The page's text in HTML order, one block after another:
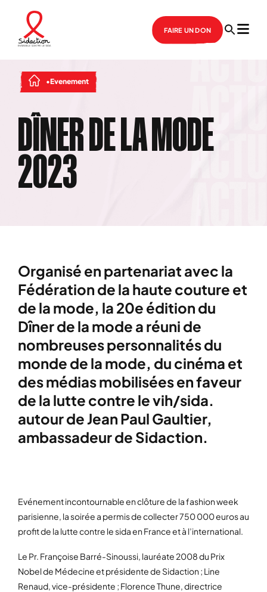
FAIRE UN DON
Evenement
DÎNER DE LA MODE
2023
Organisé en partenariat avec la
Fédération de la haute couture et
de la mode, la 20e édition du
Dîner de la mode a réuni de
nombreuses personnalités du
monde de la mode, du cinéma et
des médias mobilisées en faveur
de la lutte contre le vih/sida.
autour de Jean Paul Gaultier,
ambassadeur de Sidaction.
Evénement incontournable en clôture de la fashion week
parisienne, la soirée a permis de collecter 750 000 euros au
profit de la lutte contre le sida en France et à l’international.
Le Pr. Françoise Barré-Sinoussi, lauréate 2008 du Prix
Nobel de Médecine et présidente de Sidaction ; Line
Renaud, vice-présidente ; Florence Thune, directrice